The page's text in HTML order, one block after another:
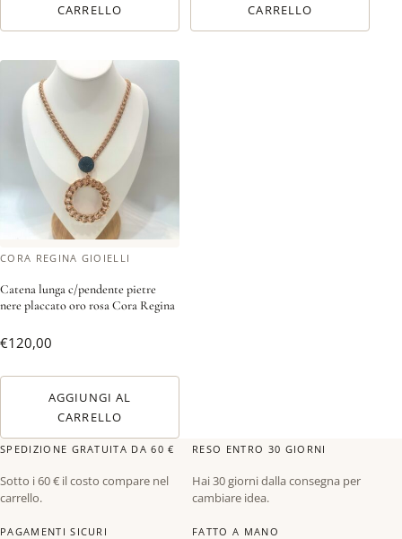
CARRELLO
CARRELLO
CORA REGINA GIOIELLI
Catena lunga c/pendente pietre
nere placcato oro rosa Cora Regina
€120,00
AGGIUNGI AL
CARRELLO
SPEDIZIONE GRATUITA DA 60 €
Sotto i 60 € il costo compare nel
carrello.
RESO ENTRO 30 GIORNI
Hai 30 giorni dalla consegna per
cambiare idea.
PAGAMENTI SICURI FATTO A MANO